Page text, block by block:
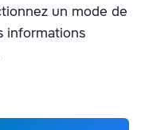
un mode de
informations